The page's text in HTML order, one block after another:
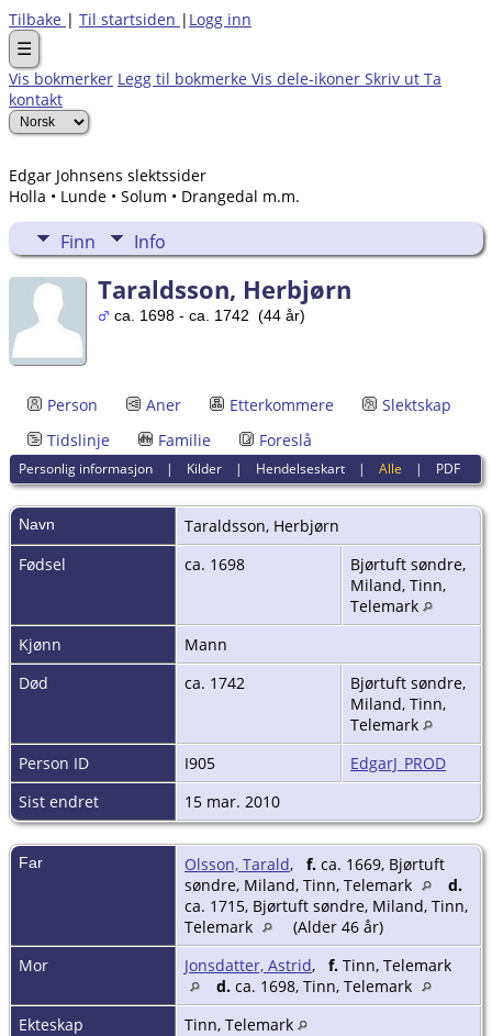
Tilbake | Til startsiden | Logg inn
☰
Vis bokmerker Legg til bokmerke Vis dele-ikoner Skriv ut Ta
kontakt
Edgar Johnsens slektssider
Holla • Lunde • Solum • Drangedal m.m.
Finn Info
Taraldsson, Herbjørn
ca. 1698 - ca. 1742 (44 år)
Person Aner Etterkommere
Slektskap
Tidslinje
Familie Foreslå
Personlig informasjon | Kilder | Hendelseskart |Alle | PDF
Navn Taraldsson, Herbjørn
Fødsel
ca. 1698
Bjørtuft søndre,
Miland, Tinn,
Telemark
Kjønn
Mann
Død
ca. 1742
Bjørtuft søndre,
Miland, Tinn,
Telemark
Person ID
I905
EdgarJ_PROD
Sist endret
15 mar. 2010
Far Olsson, Tarald, f. ca. 1669, Bjørtuft
søndre, Miland, Tinn, Telemark
d.
ca. 1715, Bjørtuft søndre, Miland, Tinn,
Telemark
(Alder 46 år)
Mor
Jonsdatter, Astrid, f. Tinn, Telemark
d. ca. 1698, Tinn, Telemark
Ekteskap
Tinn, Telemark